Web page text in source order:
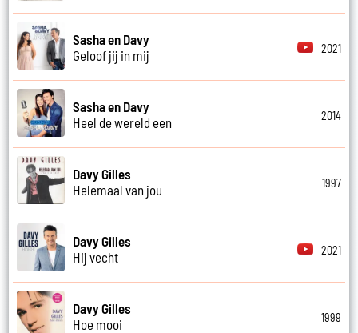
Sasha en Davy
Geloof jij in mij
2021
Sasha en Davy
Heel de wereld een
2014
Davy Gilles
Helemaal van jou
1997
Davy Gilles
Hij vecht
2021
Davy Gilles
Hoe mooi
1999